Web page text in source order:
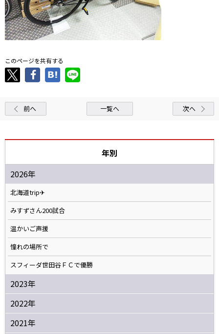
このページを共有する
前へ 一覧へ 次へ
年別
2026年
北海道trip✈
みすずさん200試合
温かいご声援
憧れの場所で
スフィーダ世田谷ＦＣで優勝
2023年
2022年
2021年